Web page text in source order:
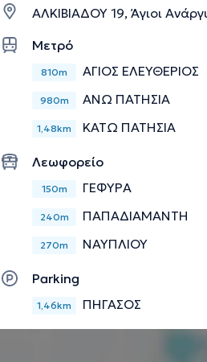
ΑΛΚΙΒΙΑΔΟΥ 19, Άγιοι
Μετρό
810m ΑΓΙΟΣ ΕΛΕΥΘΕΡΙΟΣ
980m ΑΝΩ ΠΑΤΗΣΙΑ
1,48km ΚΑΤΩ ΠΑΤΗΣΙΑ
Λεωφορείο
150m ΓΕΦΥΡΑ
240m ΠΑΠΑΔΙΑΜΑΝΤΗ
270m ΝΑΥΠΛΙΟΥ
Parking
1,46km ΠΗΓΑΣΟΣ